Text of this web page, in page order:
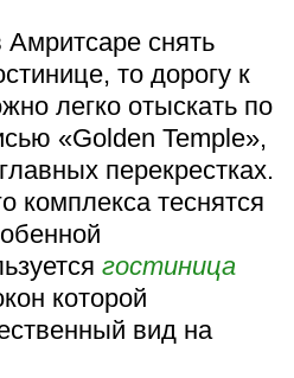
снять
то дорогу к
легко отыскать по
«Golden Temple»,
перекрестках.
комплекса теснятся
гостиница
которой
вид на